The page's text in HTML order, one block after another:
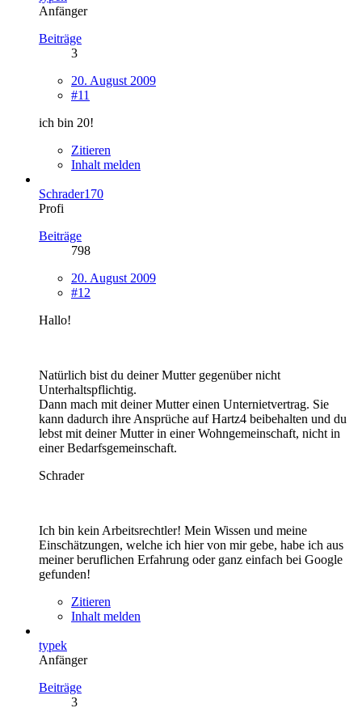
Anfänger
Beiträge
3
20. August 2009
#11
ich bin 20!
Zitieren
Inhalt melden
Schrader170
Profi
Beiträge
798
20. August 2009
#12
Hallo!
Natürlich bist du deiner Mutter gegenüber nicht
Unterhaltspflichtig.
Dann mach mit deiner Mutter einen Unternietvertrag. Sie
kann dadurch ihre Ansprüche auf Hartz4 beibehalten und du
lebst mit deiner Mutter in einer Wohngemeinschaft, nicht in
einer Bedarfsgemeinschaft.
Schrader
Ich bin kein Arbeitsrechtler! Mein Wissen und meine
Einschätzungen, welche ich hier von mir gebe, habe ich aus
meiner beruflichen Erfahrung oder ganz einfach bei Google
gefunden!
Zitieren
Inhalt melden
typek
Anfänger
Beiträge
3